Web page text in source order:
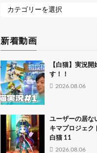
新着動画
【白猫】実況
す！！
2026.08.06
ユーザーの居な
キマプロジェク
白猫 11
2026.08.06